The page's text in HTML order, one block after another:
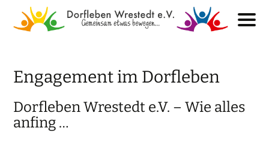
Engagement im Dorfleben
Dorfleben Wrestedt e.V. – Wie alles
anfing …